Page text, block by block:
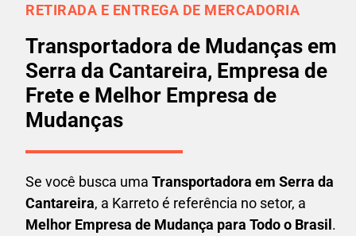
RETIRADA E ENTREGA DE MERCADORIA
Transportadora de Mudanças em
Serra da Cantareira, Empresa de
Frete e Melhor Empresa de
Mudanças
Se você busca uma Transportadora em Serra da
Cantareira, a Karreto é referência no setor, a
Melhor Empresa de Mudança para Todo o Brasil.